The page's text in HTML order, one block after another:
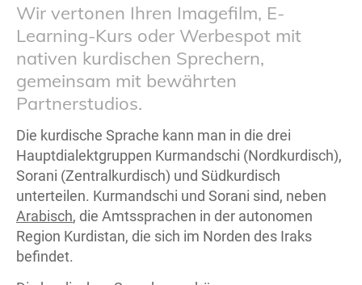
Wir vertonen Ihren Imagefilm, E-
Learning-Kurs oder Werbespot mit
nativen kurdischen Sprechern,
gemeinsam mit bewährten
Partnerstudios.
Die kurdische Sprache kann man in die drei
Hauptdialektgruppen Kurmandschi (Nordkurdisch),
Sorani (Zentralkurdisch) und Südkurdisch
unterteilen. Kurmandschi und Sorani sind, neben
Arabisch, die Amtssprachen in der autonomen
Region Kurdistan, die sich im Norden des Iraks
befindet.